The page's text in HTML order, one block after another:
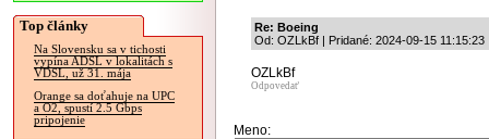
Top články
Na Slovensku sa v tichosti
vypína ADSL v lokalitách s
VDSL, už 31. mája
Orange sa doťahuje na UPC
a O2, spustí 2.5 Gbps
pripojenie
Re: Boeing
Od: OZLkBf | Pridané: 2024-09-15 11:15:23
OZLkBf
Odpovedať
Meno: